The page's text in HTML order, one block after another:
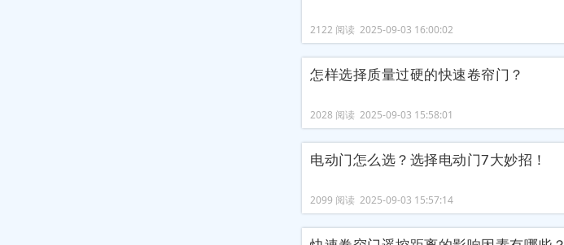
2122 阅读 2025-09-03 16:00:02
怎样选择质量过硬的快速卷帘门？
2028 阅读 2025-09-03 15:58:01
电动门怎么选？选择电动门7大妙招！
2099 阅读 2025-09-03 15:57:14